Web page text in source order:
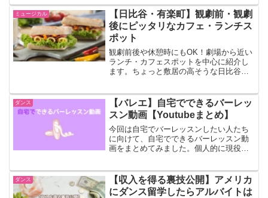
専門店をご紹介します！この記事を読み
終わる頃には、きっと素敵なマスクに出
会えているはずです。
ミュージカル
【日比谷・有楽町】観劇前・観劇
後にピッタリなカフェ・ランチス
ポット
観劇前後や休憩時にもOK！劇場から近い
ランチ・カフェスポットを中心に紹介し
ます。ちょっと敷居の高そうな日比谷・
劇デートなどで困っているカップルさん
は要チェックです。
ダンス
【バレエ】自宅でできるバーレッ
スン動画【Youtubeまとめ】
今回は自宅でバーレッスンしたい人たち
に向けて、自宅でできるバーレッスン動
画をまとめてみました。個人的に現役バ
マして繰り返しバーレッスンしちゃいま
しょう！
ダンス
【収入を得る裏技公開】アメリカ
にダンス留学したらアルバイトは